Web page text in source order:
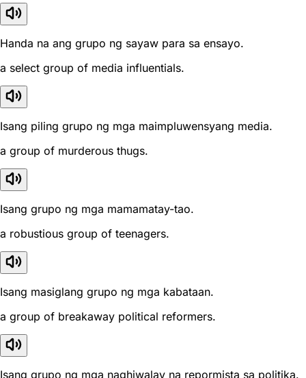
Handa na ang grupo ng sayaw para sa ensayo.
a select group of media influentials.
Isang piling grupo ng mga maimpluwensyang media.
a group of murderous thugs.
Isang grupo ng mga mamamatay-tao.
a robustious group of teenagers.
Isang masiglang grupo ng mga kabataan.
a group of breakaway political reformers.
Isang grupo ng mga naghiwalay na repormista sa politika.